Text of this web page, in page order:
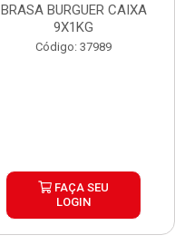
BRASA BURGUER CAIXA
9X1KG
Código: 37989
FAÇA SEU
LOGIN